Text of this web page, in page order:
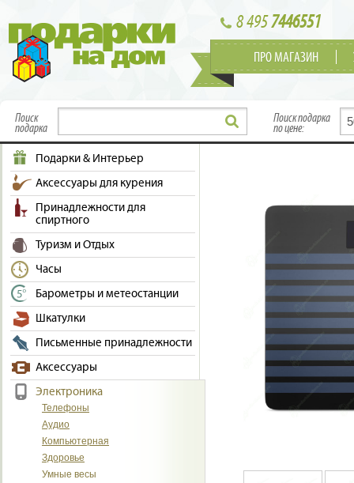
8 4957446551
ПРО МАГАЗИН
Поиск
подарка
Поиск подарка
по цене:
Подарки & Интерьер
Аксессуары для курения
Принадлежности для
спиртного
Туризм и Отдых
Часы
Барометры и метеостанции
Шкатулки
Письменные принадлежности
Аксессуары
Электроника
Телефоны
Аудио
Компьютерная
Здоровье
Умные весы